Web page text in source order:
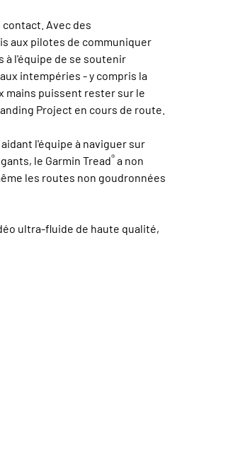
Avec des
aux pilotes de communiquer
l'équipe de se soutenir
intempéries - y compris la
mains puissent rester sur le
Project en cours de route.
l'équipe à naviguer sur
le Garmin Tread®a non
les routes non goudronnées
ultra-fluide de haute qualité,